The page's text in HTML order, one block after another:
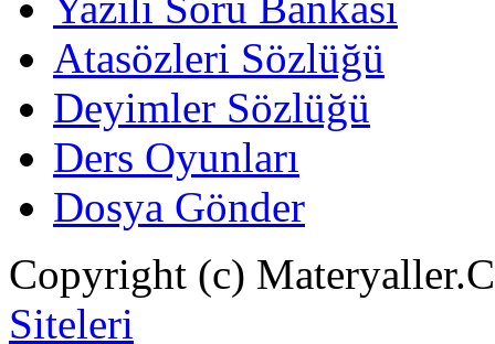
Atasözleri Sözlüğü
Deyimler Sözlüğü
Ders Oyunları
Dosya Gönder
Copyright (c)
Siteleri